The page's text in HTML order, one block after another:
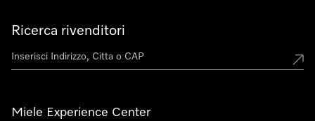
Ricerca rivenditori
Miele Experience Center